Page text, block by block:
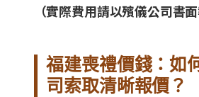
（實際費用請以殯儀公司書
福建喪禮價錢：如
司索取清晰報價？